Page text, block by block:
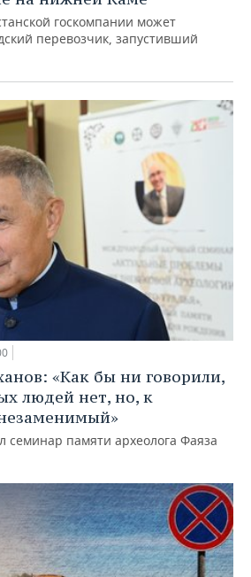
госкомпании может
перевозчик, запустивший
«Как бы ни говорили,
людей нет, но, к
семинар памяти археолога Фаяза